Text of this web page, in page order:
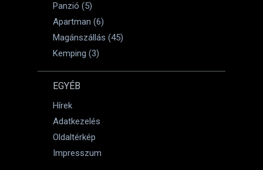
Panzió (5)
Apartman (6)
Magánszállás (45)
Kemping (3)
EGYÉB
Hírek
Adatkezelés
Oldaltérkép
Impresszum